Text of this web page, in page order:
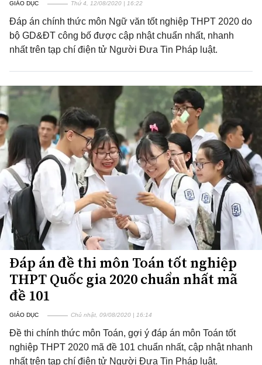
GIÁO DỤC Thứ 4, 12/08/2020 | 16:22
Đáp án chính thức môn Ngữ văn tốt nghiệp THPT 2020 do
bộ GD&ĐT công bố được cập nhật chuẩn nhất, nhanh
nhất trên tạp chí điện tử Người Đưa Tin Pháp luật.
Đáp án đề thi môn Toán tốt nghiệp
THPT Quốc gia 2020 chuẩn nhất mã
đề 101
GIÁO DỤC Chủ nhật, 09/08/2020 | 16:14
Đề thi chính thức môn Toán, gợi ý đáp án môn Toán tốt
nghiệp THPT 2020 mã đề 101 chuẩn nhất, cập nhật nhanh
nhất trên tạp chí điện tử Người Đưa Tin Pháp luật.